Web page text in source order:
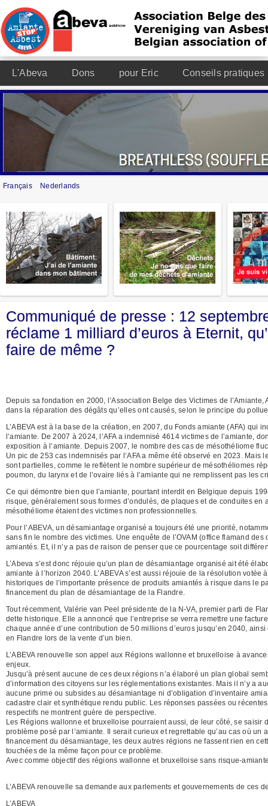
L'Abeva Dons pour Eric Conseils pratiques
Français Nederlands
Communiqué de presse : 12
réclame 1 milliard d’euros à Eternit,
faire de même ?
Depuis sa fondation en 2000, l’Association Belge des Victimes de
dans la réparation des dégâts qu’elles ont causés, selon le principe du
L’ABEVA est à la base de la création, en 2007, du Fonds amiante (AFA)
l’amiante. De 2007 à 2024, l’AFA a indemnisé 4614 victimes de l’amiante,
exposition à l’amiante. Depuis 2007, le nombre des cas de mésothéliome
Un pic de 253 cas indemnisés par l’AFA a même été observé en 2023.
sont partielles, comme le reflètent le nombre supérieur de mésothéliomes
poumon, du larynx et de l’ovaire liés à l’amiante qui ne remplissent pas les
Ce qui démontre bien que l’amiante, pourtant interdit en Belgique depuis
risque, généralement sous formes d’ondulés, de plaques et de conduites
mésothéliome étaient des victimes non professionnelles.
Pour l’ABEVA, un désamiantage organisé a toujours été une priorité,
sans fin le nombre des victimes. Une enquête de l’OVAM (office flamand
amiantés. Et, il n’y a pas de raison de penser que ce pourcentage soit
L’Abeva s’est donc réjouie qu’un plan de désamiantage organisé ait été
amiante à l’horizon 2040. L’ABEVA s’est aussi réjouie de la résolution
historiques de l’importante présence de produits amiantés à risque dans le
financement du plan de désamiantage de la Flandre.
Tout récemment, Valérie van Peel présidente de la N-VA, premier parti de
dette historique. Elle a annoncé que l’entreprise se verra remettre une
chaque année d’une contribution de 50 millions d’euros jusqu’en 2040,
en Flandre lors de la vente d’un bien.
L’ABEVA renouvelle son appel aux Régions wallonne et bruxelloise à
enjeux.
Jusqu’à présent aucune de ces deux régions n’a élaboré un plan global
d’information des citoyens sur les réglementations existantes. Mais il n’y a
aucune prime ou subsides au désamiantage ni d’obligation d’inventaire
cadastre clair et synthétique rendu public. Les réponses passées ou
respectifs ne montrent guère de perspective.
Les Régions wallonne et bruxelloise pourraient aussi, de leur côté, se
problème posé par l’amiante. Il serait curieux et regrettable qu’au cas où
financement du désamiantage, les deux autres régions ne fassent rien en
touchées de la même façon pour ce problème.
Avec comme objectif des régions wallonne et bruxelloise sans risque-
L’ABEVA renouvelle sa demande aux parlements et gouvernements de ces
L’ABEVA